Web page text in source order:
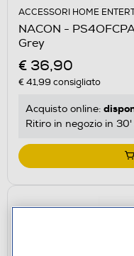
ACCESSORI HOME
NACON -
Grey
€ 36,90
€ 41,99 consigliato
Acquisto online:
Ritiro in negozio in